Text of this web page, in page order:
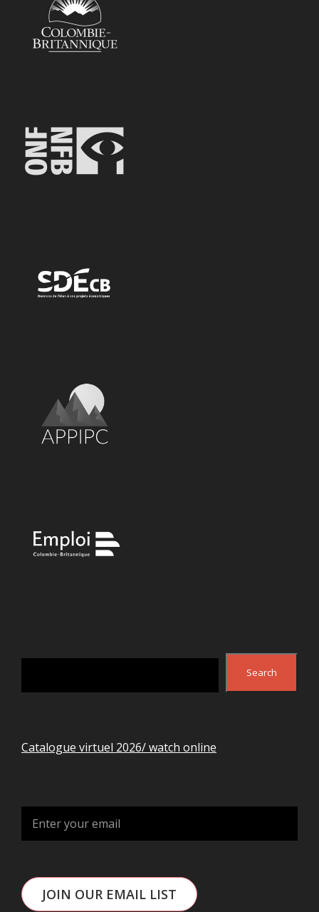
Search
Search
Catalogue virtuel 2026/ watch online
JOIN OUR EMAIL LIST